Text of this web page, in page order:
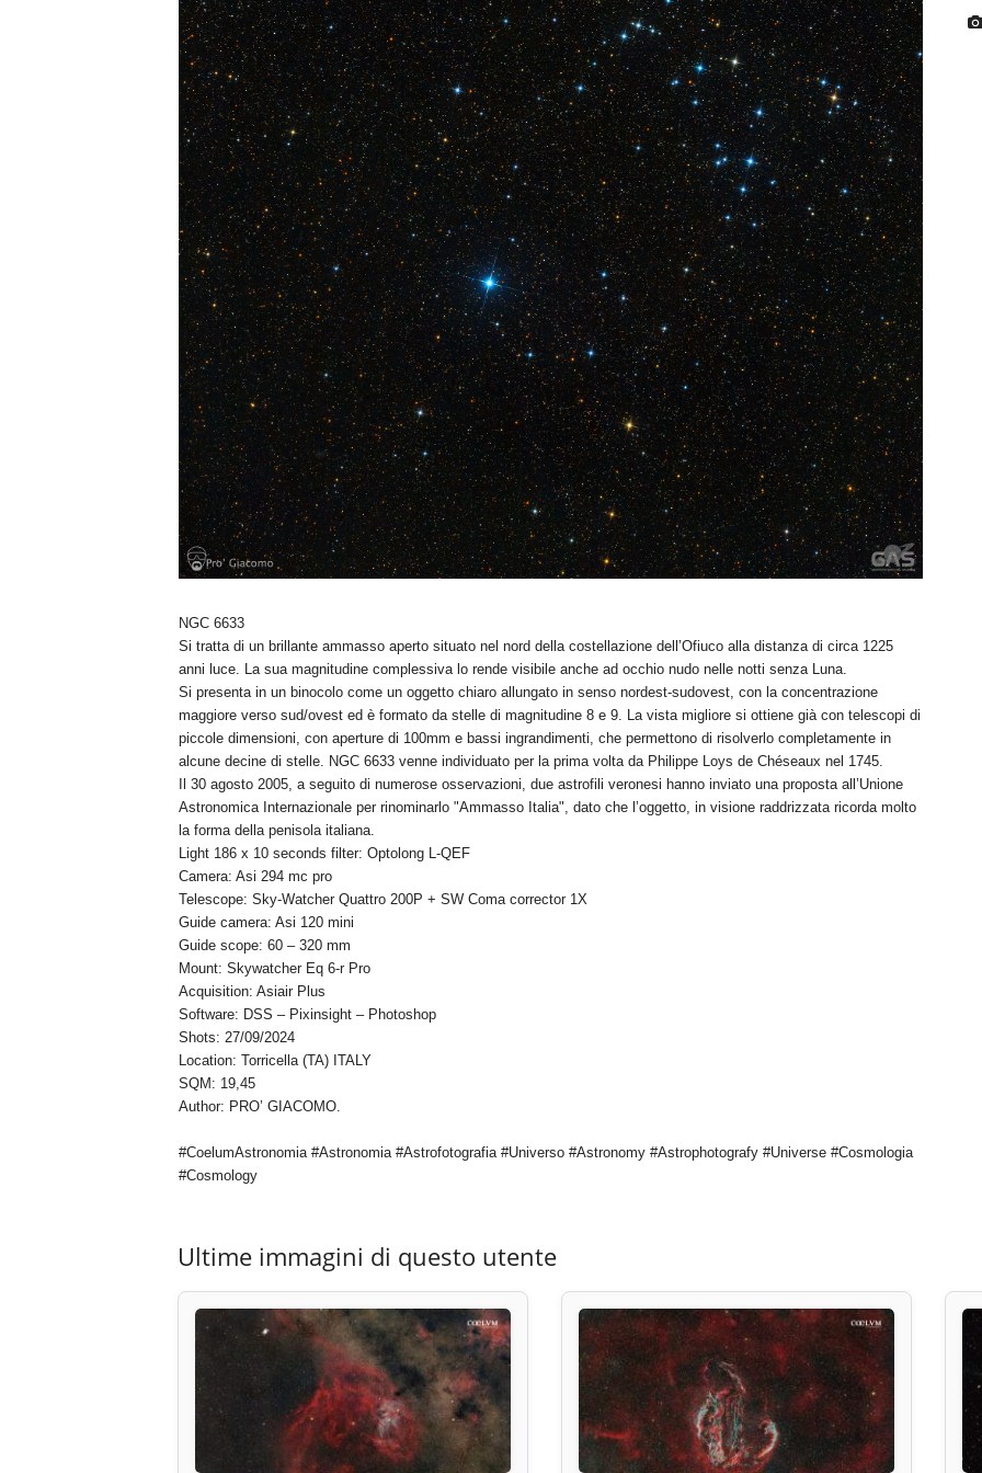
NGC 6633
Si tratta di un brillante ammasso aperto situato nel nord della costellazione dell’Ofiuco alla distanza di circa 1225
anni luce. La sua magnitudine complessiva lo rende visibile anche ad occhio nudo nelle notti senza Luna.
Si presenta in un binocolo come un oggetto chiaro allungato in senso nordest-sudovest, con la concentrazione
maggiore verso sud/ovest ed è formato da stelle di magnitudine 8 e 9. La vista migliore si ottiene già con telescopi di
piccole dimensioni, con aperture di 100mm e bassi ingrandimenti, che permettono di risolverlo completamente in
alcune decine di stelle. NGC 6633 venne individuato per la prima volta da Philippe Loys de Chéseaux nel 1745.
Il 30 agosto 2005, a seguito di numerose osservazioni, due astrofili veronesi hanno inviato una proposta all’Unione
Astronomica Internazionale per rinominarlo "Ammasso Italia", dato che l’oggetto, in visione raddrizzata ricorda molto
la forma della penisola italiana.
Light 186 x 10 seconds filter: Optolong L-QEF
Camera: Asi 294 mc pro
Telescope: Sky-Watcher Quattro 200P + SW Coma corrector 1X
Guide camera: Asi 120 mini
Guide scope: 60 – 320 mm
Mount: Skywatcher Eq 6-r Pro
Acquisition: Asiair Plus
Software: DSS – Pixinsight – Photoshop
Shots: 27/09/2024
Location: Torricella (TA) ITALY
SQM: 19,45
Author: PRO’ GIACOMO.
#CoelumAstronomia #Astronomia #Astrofotografia #Universo #Astronomy #Astrophotografy #Universe #Cosmologia
#Cosmology
Ultime immagini di questo utente